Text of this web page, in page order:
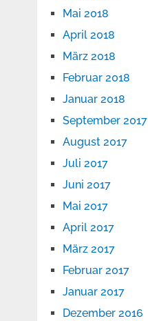
Mai 2018
April 2018
März 2018
Februar 2018
Januar 2018
September 2017
August 2017
Juli 2017
Juni 2017
Mai 2017
April 2017
März 2017
Februar 2017
Januar 2017
Dezember 2016